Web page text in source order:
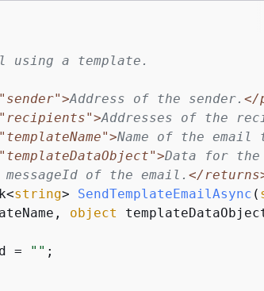
using a template.
Address of the sender. </
Addresses of the
Name of the email
Data for the
messageId of the email. </
string> SendTemplateEmailAsync (
object
= "" ;